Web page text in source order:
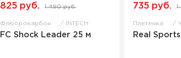
825 руб. 1 490 руб.
Флюорокарбон INTECH
FC Shock Leader 25 м
735 руб. 1
Плетенка
Real